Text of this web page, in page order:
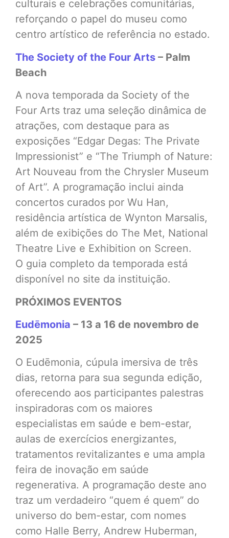
culturais e celebrações comunitárias,
reforçando o papel do museu como
centro artístico de referência no estado.
The Society of the Four Arts – Palm
Beach
A nova temporada da Society of the
Four Arts traz uma seleção dinâmica de
atrações, com destaque para as
exposições “Edgar Degas: The Private
Impressionist” e “The Triumph of Nature:
Art Nouveau from the Chrysler Museum
of Art”. A programação inclui ainda
concertos curados por Wu Han,
residência artística de Wynton Marsalis,
além de exibições do The Met, National
Theatre Live e Exhibition on Screen.
O guia completo da temporada está
disponível no site da instituição.
PRÓXIMOS EVENTOS
Eudēmonia – 13 a 16 de novembro de
2025
O Eudēmonia, cúpula imersiva de três
dias, retorna para sua segunda edição,
oferecendo aos participantes palestras
inspiradoras com os maiores
especialistas em saúde e bem-estar,
aulas de exercícios energizantes,
tratamentos revitalizantes e uma ampla
feira de inovação em saúde
regenerativa. A programação deste ano
traz um verdadeiro “quem é quem” do
universo do bem-estar, com nomes
como Halle Berry, Andrew Huberman,